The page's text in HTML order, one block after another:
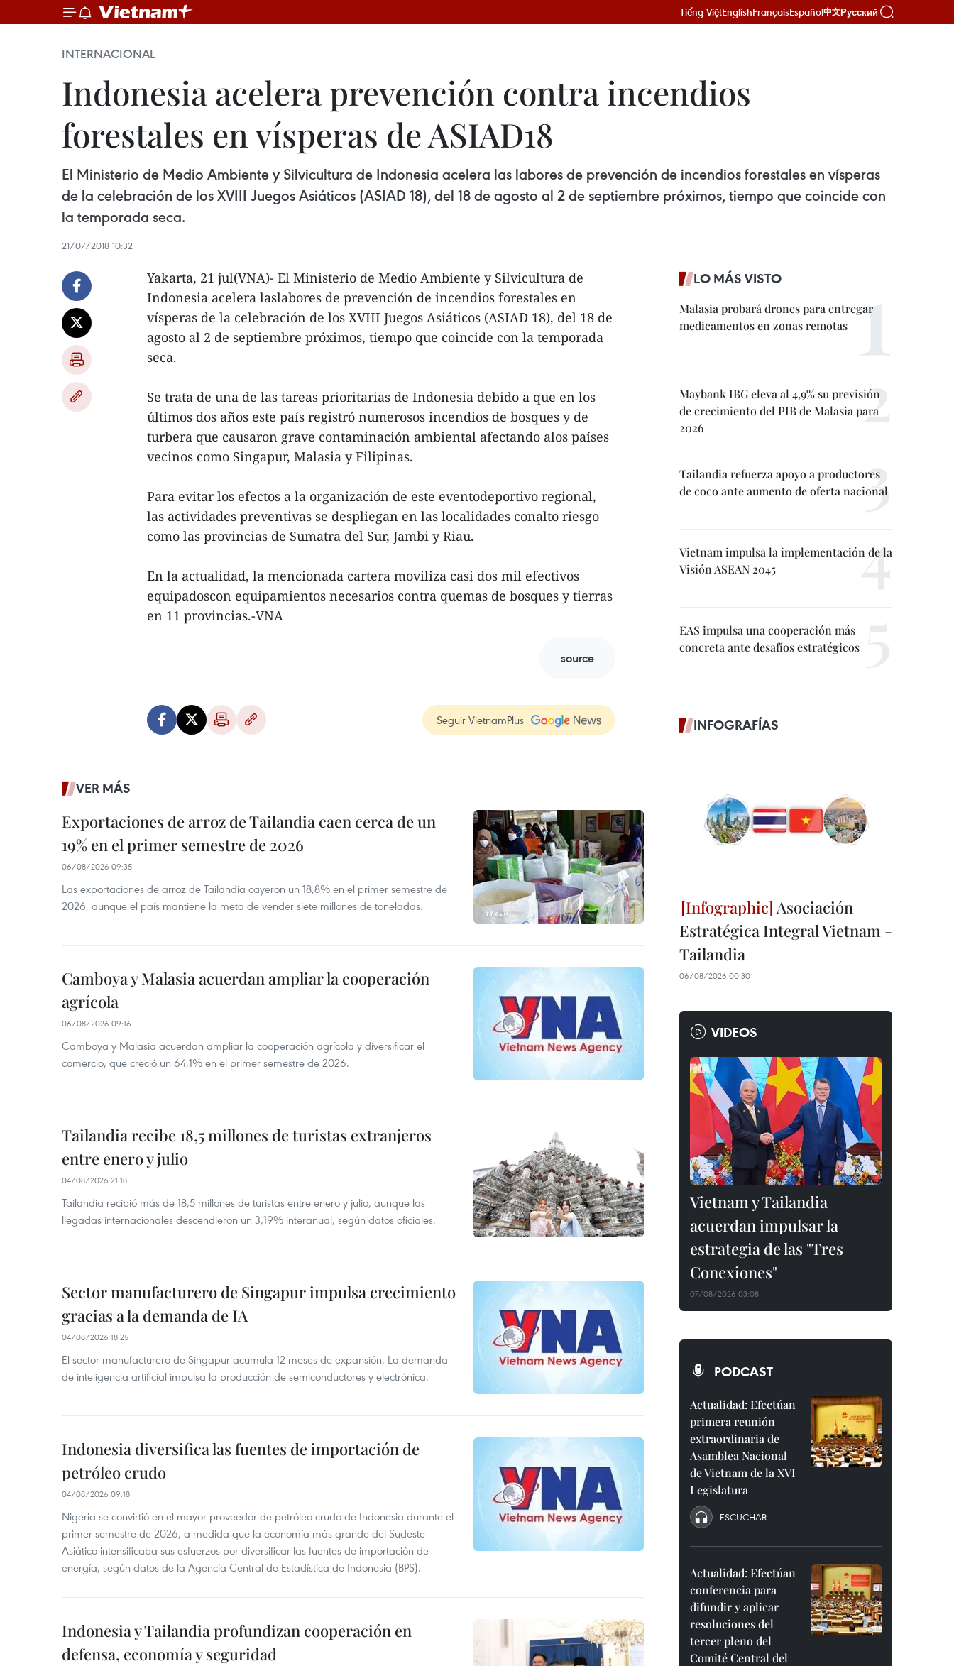
Tiếng ViệtEnglishFrançaisEspañol中文Русский
INTERNACIONAL
Indonesia acelera prevención contra incendios
forestales en vísperas de ASIAD18
El Ministerio de Medio Ambiente y Silvicultura de Indonesia acelera las labores de prevención de incendios forestales en vísperas
de la celebración de los XVIII Juegos Asiáticos (ASIAD 18), del 18 de agosto al 2 de septiembre próximos, tiempo que coincide con
la temporada seca.
21/07/2018 10:32
Yakarta, 21 jul(VNA)- El Ministerio de Medio Ambiente y Silvicultura de
Indonesia acelera laslabores de prevención de incendios forestales en
vísperas de la celebración de los XVIII Juegos Asiáticos (ASIAD 18), del 18 de
agosto al 2 de septiembre próximos, tiempo que coincide con la temporada
seca.
Se trata de una de las tareas prioritarias de Indonesia debido a que en los
últimos dos años este país registró numerosos incendios de bosques y de
turbera que causaron grave contaminación ambiental afectando alos países
vecinos como Singapur, Malasia y Filipinas.
Para evitar los efectos a la organización de este eventodeportivo regional,
las actividades preventivas se despliegan en las localidades conalto riesgo
como las provincias de Sumatra del Sur, Jambi y Riau.
En la actualidad, la mencionada cartera moviliza casi dos mil efectivos
equipadoscon equipamientos necesarios contra quemas de bosques y tierras
en 11 provincias.-VNA
source
Seguir VietnamPlus
VER MÁS
Exportaciones de arroz de Tailandia caen cerca de un
19% en el primer semestre de 2026
06/08/2026 09:35
Las exportaciones de arroz de Tailandia cayeron un 18,8% en el primer semestre de
2026, aunque el país mantiene la meta de vender siete millones de toneladas.
Camboya y Malasia acuerdan ampliar la cooperación
agrícola
06/08/2026 09:16
Camboya y Malasia acuerdan ampliar la cooperación agrícola y diversificar el
comercio, que creció un 64,1% en el primer semestre de 2026.
Tailandia recibe 18,5 millones de turistas extranjeros
entre enero y julio
04/08/2026 21:18
Tailandia recibió más de 18,5 millones de turistas entre enero y julio, aunque las
llegadas internacionales descendieron un 3,19% interanual, según datos oficiales.
Sector manufacturero de Singapur impulsa crecimiento
gracias a la demanda de IA
04/08/2026 18:25
El sector manufacturero de Singapur acumula 12 meses de expansión. La demanda
de inteligencia artificial impulsa la producción de semiconductores y electrónica.
Indonesia diversifica las fuentes de importación de
petróleo crudo
04/08/2026 09:18
Nigeria se convirtió en el mayor proveedor de petróleo crudo de Indonesia durante el
primer semestre de 2026, a medida que la economía más grande del Sudeste
Asiático intensificaba sus esfuerzos por diversificar las fuentes de importación de
energía, según datos de la Agencia Central de Estadística de Indonesia (BPS).
Indonesia y Tailandia profundizan cooperación en
defensa, economía y seguridad
LO MÁS VISTO
Malasia probará drones para entregar
medicamentos en zonas remotas
Maybank IBG eleva al 4,9% su previsión
de crecimiento del PIB de Malasia para
2026
Tailandia refuerza apoyo a productores
de coco ante aumento de oferta nacional
Vietnam impulsa la implementación de la
Visión ASEAN 2045
EAS impulsa una cooperación más
concreta ante desafíos estratégicos
INFOGRAFÍAS
Asociación
Estratégica Integral Vietnam -
Tailandia
06/08/2026 00:30
VIDEOS
Vietnam y Tailandia
acuerdan impulsar la
estrategia de las "Tres
Conexiones"
07/08/2026 03:08
PODCAST
Actualidad: Efectúan
primera reunión
extraordinaria de
Asamblea Nacional
de Vietnam de la XVI
Legislatura
ESCUCHAR
Actualidad: Efectúan
conferencia para
difundir y aplicar
resoluciones del
tercer pleno del
Comité Central del